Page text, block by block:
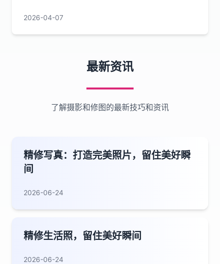
2026-04-07
最新资讯
了解摄影和修图的最新技巧和资讯
精修写真：打造完美照片，留住美好瞬
间
2026-06-24
精修生活照，留住美好瞬间
2026-06-24